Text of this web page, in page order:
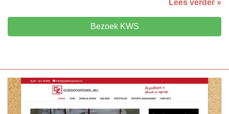
Lees verder »
Bezoek KWS